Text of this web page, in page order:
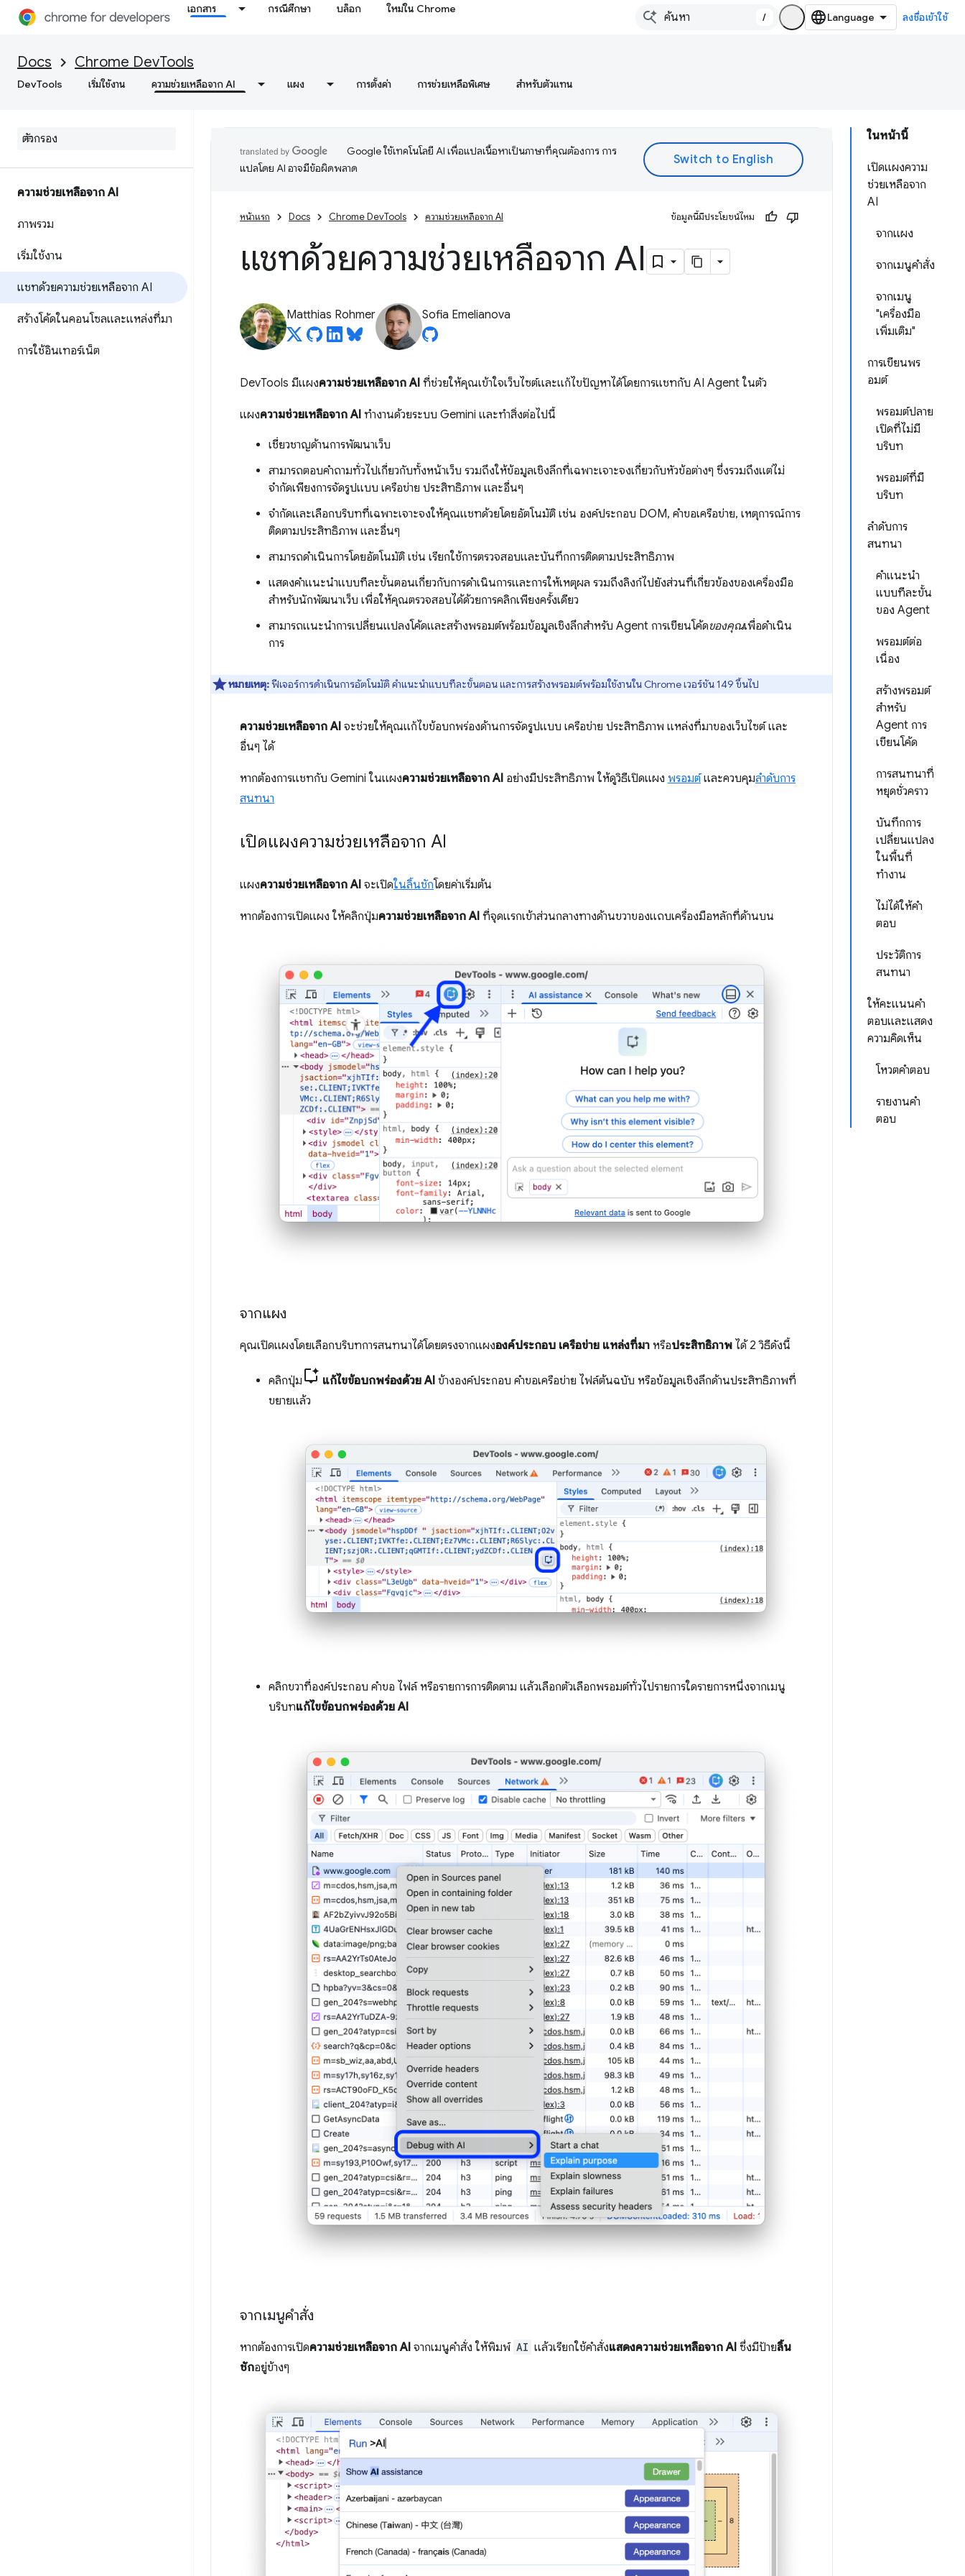
เอกสาร กรณีศึกษา บล็อก ใหม่ใน Chrome
/ ลงชื่อเข้าใช้
Docs Chrome DevTools
DevTools เริ่มใช้งาน ความช่วยเหลือจาก AI แผง การตั้งค่า การช่วยเหลือพิเศษ สำหรับตัวแทน
ความช่วยเหลือจาก AI
ภาพรวม
เริ่มใช้งาน
แชทด้วยความช่วยเหลือจาก AI
สร้างโค้ดในคอนโซลและแหล่งที่มา
การใช้อินเทอร์เน็ต
ในหน้านี้
เปิดแผงความ
ช่วยเหลือจาก
AI
จากแผง
จากเมนูคำสั่ง
จากเมนู
"เครื่องมือ
เพิ่มเติม"
การเขียนพร
อมต์
พรอมต์ปลาย
เปิดที่ไม่มี
บริบท
พรอมต์ที่มี
บริบท
ลำดับการ
สนทนา
คำแนะนำ
แบบทีละขั้น
ของ Agent
พรอมต์ต่อ
เนื่อง
สร้างพรอมต์
สำหรับ
Agent การ
เขียนโค้ด
การสนทนาที่
หยุดชั่วคราว
บันทึกการ
เปลี่ยนแปลง
ในพื้นที่
ทำงาน
ไม่ได้ให้คำ
ตอบ
ประวัติการ
สนทนา
ให้คะแนนคำ
ตอบและแสดง
ความคิดเห็น
โหวตคำตอบ
รายงานคำ
ตอบ
Google ใช้เทคโนโลยี AI เพื่อแปลเนื้อหาเป็นภาษาที่คุณต้องการ การ
แปลโดย AI อาจมีข้อผิดพลาด
หน้าแรก Docs Chrome DevTools ความช่วยเหลือจาก AI ข้อมูลนี้มีประโยชน์ไหม
แชทด้วยความช่วยเหลือจาก AI
Matthias Rohmer Sofia Emelianova
DevTools มีแผงความช่วยเหลือจาก AI ที่ช่วยให้คุณเข้าใจเว็บไซต์และแก้ไขปัญหาได้โดยการแชทกับ AI Agent ในตัว
แผงความช่วยเหลือจาก AI ทำงานด้วยระบบ Gemini และทำสิ่งต่อไปนี้
เชี่ยวชาญด้านการพัฒนาเว็บ
สามารถตอบคำถามทั่วไปเกี่ยวกับทั้งหน้าเว็บ รวมถึงให้ข้อมูลเชิงลึกที่เฉพาะเจาะจงเกี่ยวกับหัวข้อต่างๆ ซึ่งรวมถึงแต่ไม่
จำกัดเพียงการจัดรูปแบบ เครือข่าย ประสิทธิภาพ และอื่นๆ
จำกัดและเลือกบริบทที่เฉพาะเจาะจงให้คุณแชทด้วยโดยอัตโนมัติ เช่น องค์ประกอบ DOM, คำขอเครือข่าย, เหตุการณ์การ
ติดตามประสิทธิภาพ และอื่นๆ
สามารถดำเนินการโดยอัตโนมัติ เช่น เรียกใช้การตรวจสอบและบันทึกการติดตามประสิทธิภาพ
แสดงคำแนะนำแบบทีละขั้นตอนเกี่ยวกับการดำเนินการและการให้เหตุผล รวมถึงลิงก์ไปยังส่วนที่เกี่ยวข้องของเครื่องมือ
สำหรับนักพัฒนาเว็บ เพื่อให้คุณตรวจสอบได้ด้วยการคลิกเพียงครั้งเดียว
สามารถแนะนำการเปลี่ยนแปลงโค้ดและสร้างพรอมต์พร้อมข้อมูลเชิงลึกสำหรับ Agent การเขียนโค้ดของคุณเพื่อดำเนิน
การ
หมายเหตุ:ฟีเจอร์การดำเนินการอัตโนมัติ คำแนะนำแบบทีละขั้นตอน และการสร้างพรอมต์พร้อมใช้งานใน Chrome เวอร์ชัน 149 ขึ้นไป
ความช่วยเหลือจาก AI จะช่วยให้คุณแก้ไขข้อบกพร่องด้านการจัดรูปแบบ เครือข่าย ประสิทธิภาพ แหล่งที่มาของเว็บไซต์ และ
อื่นๆ ได้
หากต้องการแชทกับ Gemini ในแผงความช่วยเหลือจาก AI อย่างมีประสิทธิภาพ ให้ดูวิธีเปิดแผง พรอมต์และควบคุมลำดับการ
สนทนา
เปิดแผงความช่วยเหลือจาก AI
แผงความช่วยเหลือจาก AI จะเปิดในลิ้นชักโดยค่าเริ่มต้น
หากต้องการเปิดแผง ให้คลิกปุ่มความช่วยเหลือจาก AI ที่จุดแรกเข้าส่วนกลางทางด้านขวาของแถบเครื่องมือหลักที่ด้านบน
จากแผง
คุณเปิดแผงโดยเลือกบริบทการสนทนาได้โดยตรงจากแผงองค์ประกอบ เครือข่าย แหล่งที่มา หรือประสิทธิภาพ ได้ 2 วิธีดังนี้
คลิกปุ่ม แก้ไขข้อบกพร่องด้วย AI ข้างองค์ประกอบ คำขอเครือข่าย ไฟล์ต้นฉบับ หรือข้อมูลเชิงลึกด้านประสิทธิภาพที่
ขยายแล้ว
คลิกขวาที่องค์ประกอบ คำขอ ไฟล์ หรือรายการการติดตาม แล้วเลือกตัวเลือกพรอมต์ทั่วไปรายการใดรายการหนึ่งจากเมนู
บริบทแก้ไขข้อบกพร่องด้วย AI
จากเมนูคำสั่ง
หากต้องการเปิดความช่วยเหลือจาก AI จากเมนูคำสั่ง ให้พิมพ์ AI แล้วเรียกใช้คำสั่งแสดงความช่วยเหลือจาก AI ซึ่งมีป้ายลิ้น
ชักอยู่ข้างๆ